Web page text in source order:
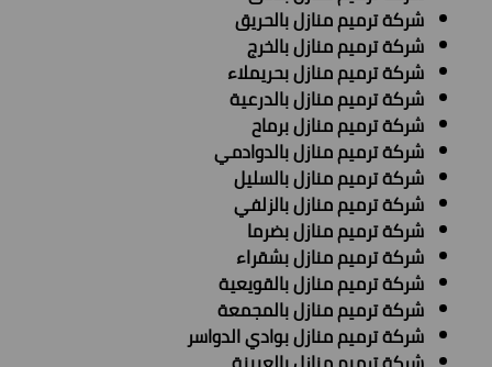
شركة ترميم منازل بالحريق
شركة ترميم منازل بالخرج
شركة ترميم منازل بحريملاء
شركة ترميم منازل بالدرعية
شركة ترميم منازل برماح
شركة ترميم منازل بالدوادمي
شركة ترميم منازل بالسليل
شركة ترميم منازل بالزلفي
شركة ترميم منازل بضرما
شركة ترميم منازل بشقراء
شركة ترميم منازل بالقويعية
شركة ترميم منازل بالمجمعة
شركة ترميم منازل بوادي الدواسر